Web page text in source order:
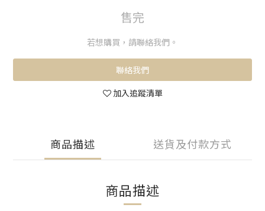
售完
若想購買，請聯絡我們。
聯絡我們
加入追蹤清單
商品描述 送貨及付款方式
商品描述